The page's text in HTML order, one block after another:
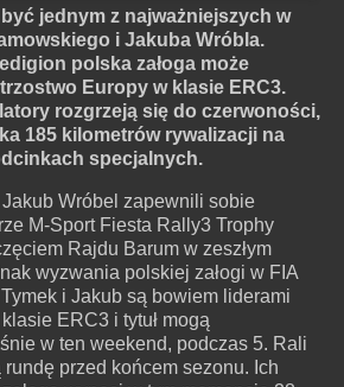
jednym z najważniejszych w
i Jakuba Wróbla.
polska załoga może
Europy w klasie ERC3.
rozgrzeją się do czerwoności,
185 kilometrów rywalizacji na
specjalnych.
Wróbel zapewnili sobie
M-Sport Fiesta Rally3 Trophy
Rajdu Barum w zeszłym
wyzwania polskiej załogi w FIA
i Jakub są bowiem liderami
ERC3 i tytuł mogą
w ten weekend, podczas 5. Rali
przed końcem sezonu. Ich